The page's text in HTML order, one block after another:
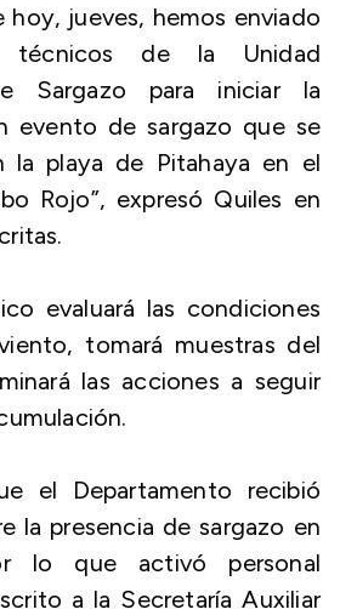
hoy, jueves, hemos enviado
de la Unidad
Sargazo para iniciar la
evento de sargazo que se
la playa de Pitahaya en el
Rojo”, expresó Quiles en
evaluará las condiciones
tomará muestras del
las acciones a seguir
el Departamento recibió
la presencia de sargazo en
lo que activó personal
a la Secretaría Auxiliar